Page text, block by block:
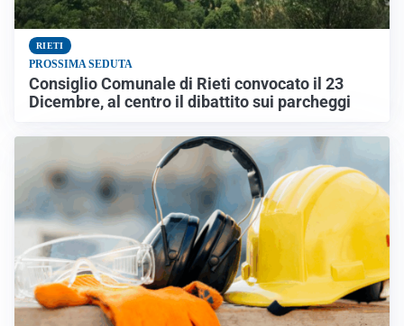
RIETI
PROSSIMA SEDUTA
Consiglio Comunale di Rieti convocato il 23
Dicembre, al centro il dibattito sui parcheggi